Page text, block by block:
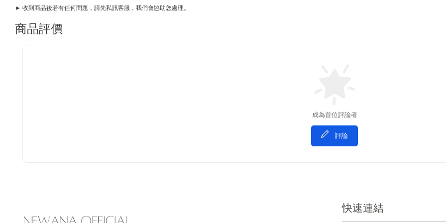
► 收到商品後若有任何問題，請先私訊客服，我們會協助您處理。
商品評價
成為首位評論者
評論
快速連結